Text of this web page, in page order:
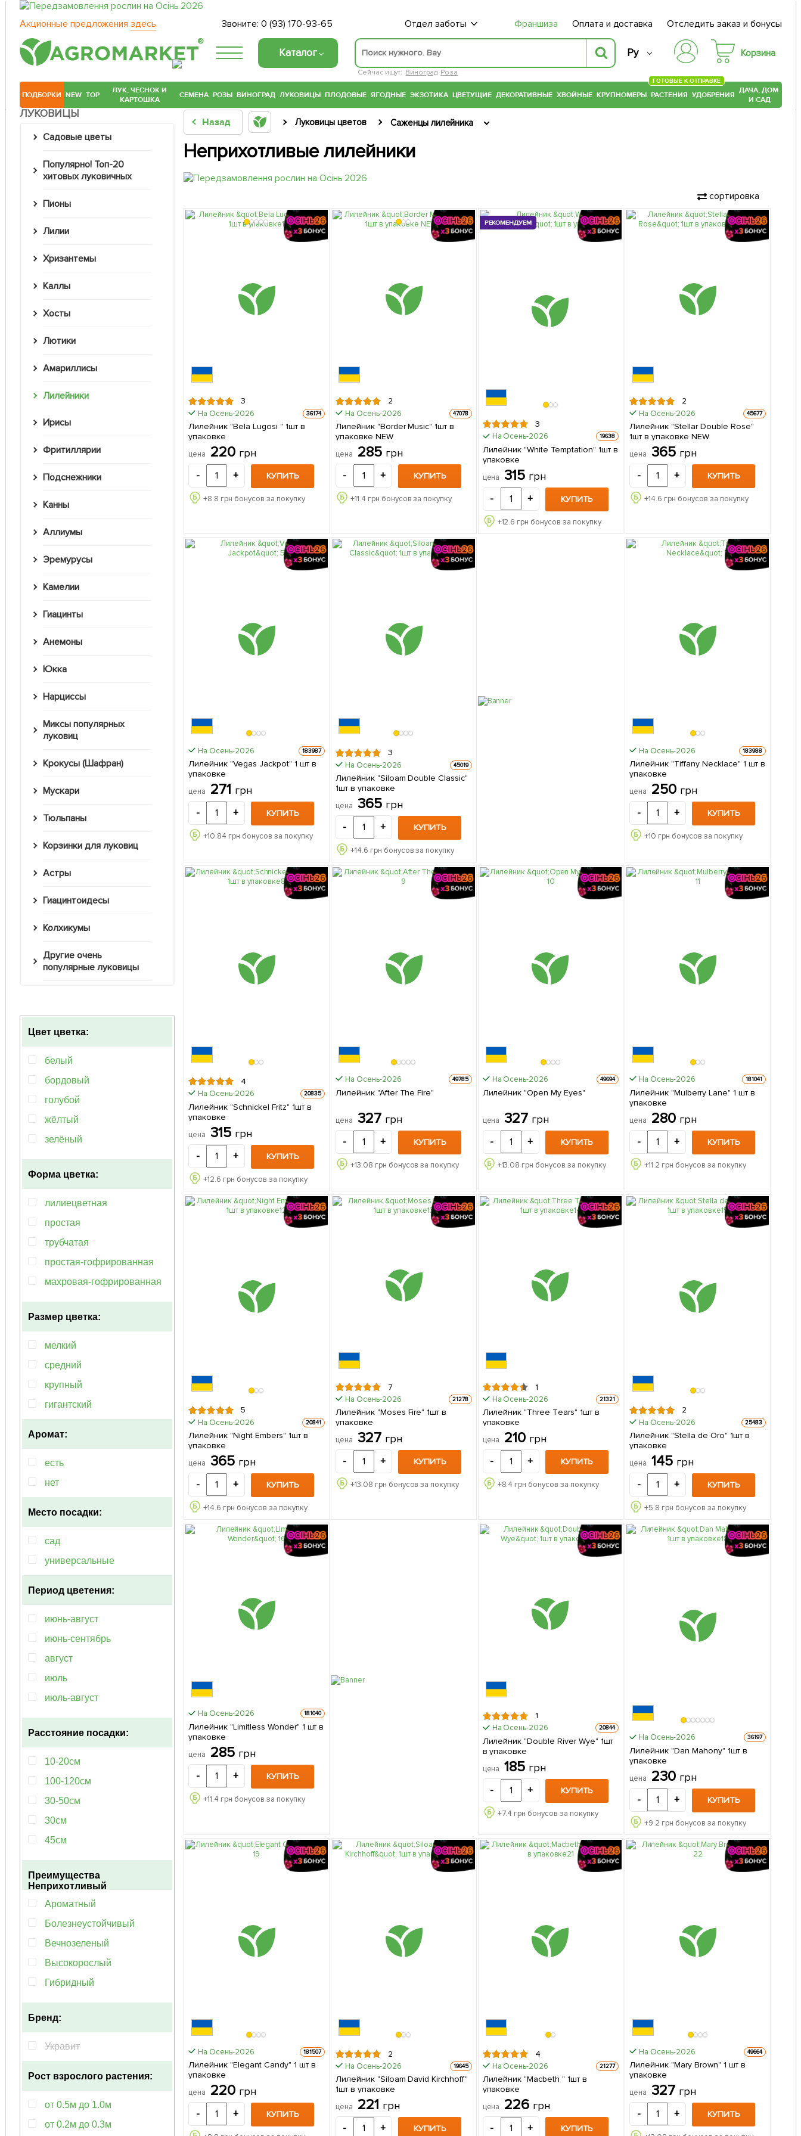
Акционные предложения здесь Звоните:0 (93) 170-93-65 Отдел заботы Франшиза Оплата и доставка Отследить заказ и бонусы
®
Каталог
Сейчас ищут: Виноград Роза
Ру Корзина
ПОДБОРКИ NEW TOP
ЛУК, ЧЕСНОК И
КАРТОШКА
СЕМЕНА РОЗЫ ВИНОГРАД ЛУКОВИЦЫ ПЛОДОВЫЕ ЯГОДНЫЕ ЭКЗОТИКА ЦВЕТУЩИЕ ДЕКОРАТИВНЫЕ ХВОЙНЫЕ КРУПНОМЕРЫ РАСТЕНИЯ
ГОТОВЫЕ К ОТПРАВКЕ
УДОБРЕНИЯ ДАЧА, ДОМ
И САД
ЛУКОВИЦЫ
Садовые цветы
Популярно! Топ-20
хитовых луковичных
Пионы
Лилии
Хризантемы
Каллы
Хосты
Лютики
Амариллисы
Лилейники
Ирисы
Фритиллярии
Подснежники
Канны
Аллиумы
Эремурусы
Камелии
Гиацинты
Анемоны
Юкка
Нарциссы
Миксы популярных
луковиц
Крокусы (Шафран)
Мускари
Тюльпаны
Корзинки для луковиц
Астры
Гиацинтоидесы
Колхикумы
Другие очень
популярные луковицы
Цвет цветка:
белый
бордовый
голубой
жёлтый
зелёный
красный
кремовый
мультиколор
розовый
Форма цветка:
лилиецветная
простая
трубчатая
простая-гофрированная
махровая-гофрированная
паукообразная
попугайная
махровая
гофрированная
полумахровая
Размер цветка:
мелкий
средний
крупный
гигантский
Аромат:
есть
нет
Место посадки:
сад
универсальные
Период цветения:
июнь-август
июнь-сентябрь
август
июль
июль-август
июль-сентябрь
июнь-июль
июнь-октябрь
май-август
май-июль
май-июнь
повторноцветущий
апрель-май
май-сентябрь
Расстояние посадки:
10-20см
100-120см
30-50см
30см
45см
60-100см
60см
50-100см
50 см
Преимущества
Неприхотливый
Ароматный
Болезнеустойчивый
Вечнозеленый
Высокорослый
Гибридный
Декоративный
Долго плодоносящий
Долгоцветущий
Засухоустойчивый
Компактный
Красивоцветущий
Крупноплодный
Бренд:
Укравит
Рост взрослого растения:
от 0.5м до 1.0м
от 0.2м до 0.3м
Назад Луковицы цветов Саженцы лилейника
Неприхотливые лилейники
сортировка
3
На Осень-2026 36174
Лилейник "Bela Lugosi " 1шт в
упаковке
цена 220 грн
- + КУПИТЬ
+8.8 грн бонусов за покупку
2
На Осень-2026 47078
Лилейник "Border Musiс" 1шт в
упаковке NEW
цена 285 грн
- + КУПИТЬ
+11.4 грн бонусов за покупку
РЕКОМЕНДУЕМ
3
На Осень-2026 19638
Лилейник "White Temptation" 1шт в
упаковке
цена 315 грн
- + КУПИТЬ
+12.6 грн бонусов за покупку
2
На Осень-2026 45677
Лилейник "Stellar Double Rose"
1шт в упаковке NEW
цена 365 грн
- + КУПИТЬ
+14.6 грн бонусов за покупку
На Осень-2026 183987
Лилейник "Vegas Jackpot" 1 шт в
упаковке
цена 271 грн
- + КУПИТЬ
+10.84 грн бонусов за покупку
3
На Осень-2026 45019
Лилейник "Siloam Double Classic"
1шт в упаковке
цена 365 грн
- + КУПИТЬ
+14.6 грн бонусов за покупку
На Осень-2026 183988
Лилейник "Tiffany Necklace" 1 шт в
упаковке
цена 250 грн
- + КУПИТЬ
+10 грн бонусов за покупку
4
На Осень-2026 20835
Лилейник "Schnickel Fritz" 1шт в
упаковке
цена 315 грн
- + КУПИТЬ
+12.6 грн бонусов за покупку
На Осень-2026 49785
Лилейник "After The Fire"
цена 327 грн
- + КУПИТЬ
+13.08 грн бонусов за покупку
На Осень-2026 49694
Лилейник "Open My Eyes"
цена 327 грн
- + КУПИТЬ
+13.08 грн бонусов за покупку
На Осень-2026 181041
Лилейник "Mulberry Lane" 1 шт в
упаковке
цена 280 грн
- + КУПИТЬ
+11.2 грн бонусов за покупку
5
На Осень-2026 20841
Лилейник "Night Embers" 1шт в
упаковке
цена 365 грн
- + КУПИТЬ
+14.6 грн бонусов за покупку
7
На Осень-2026 21278
Лилейник "Moses Fire" 1шт в
упаковке
цена 327 грн
- + КУПИТЬ
+13.08 грн бонусов за покупку
1
На Осень-2026 21321
Лилейник "Three Тears" 1шт в
упаковке
цена 210 грн
- + КУПИТЬ
+8.4 грн бонусов за покупку
2
На Осень-2026 25483
Лилейник "Stella de Oro" 1шт в
упаковке
цена 145 грн
- + КУПИТЬ
+5.8 грн бонусов за покупку
На Осень-2026 181040
Лилейник "Limitless Wonder" 1 шт в
упаковке
цена 285 грн
- + КУПИТЬ
+11.4 грн бонусов за покупку
1
На Осень-2026 20844
Лилейник "Double River Wye" 1шт
в упаковке
цена 185 грн
- + КУПИТЬ
+7.4 грн бонусов за покупку
На Осень-2026 36197
Лилейник "Dan Mahony" 1шт в
упаковке
цена 230 грн
- + КУПИТЬ
+9.2 грн бонусов за покупку
На Осень-2026 181507
Лилейник "Elegant Candy" 1 шт в
упаковке
цена 220 грн
- + КУПИТЬ
2
На Осень-2026 19645
Лилейник "Siloam David Kirchhoff"
1шт в упаковке
цена 221 грн
- + КУПИТЬ
4
На Осень-2026 21277
Лилейник "Macbeth " 1шт в
упаковке
цена 226 грн
- + КУПИТЬ
На Осень-2026 49664
Лилейник "Mary Brown" 1 шт в
упаковке
цена 327 грн
- + КУПИТЬ